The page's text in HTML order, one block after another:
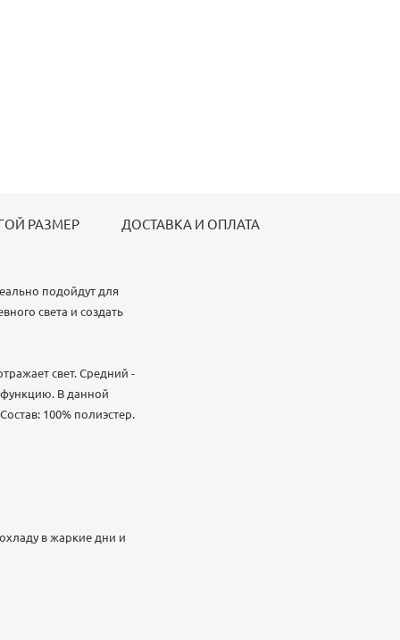
РАЗМЕР ДОСТАВКА И ОПЛАТА
подойдут для
света и создать
свет. Средний -
функцию. В данной
100% полиэстер.
в жаркие дни и